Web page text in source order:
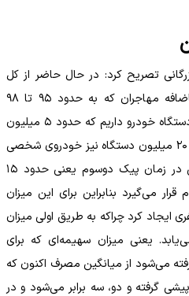
تصریح کرد: در حال حاضر از کل
جمعیت کشور ۸۸ میلیون نفر باضافه مهاجران که به حدود ۹۵ تا ۹۸
میلیون نفر می‌رسیم، ۲۵ میلیون دستگاه خودرو داریم که حدود ۵ میلیون
دستگاه خودروی عمومی و کمتر از ۲۰ میلیون دستگاه نیز خودروی شخصی
است. از تعداد خودروهای شخصی در زمان پیک دوسوم یعنی حدود ۱۵
می‌گیرد بنابراین برای این میزان
۹۰ میلیون نفری ایجاد کرد چراکه به طریق اولی میزان
یعنی میزان سهیمه‌ای که برای
گرفته می‌شود از میانگین مصرف اکنون که
گرفته و دو، سه برابر می‌شود و در